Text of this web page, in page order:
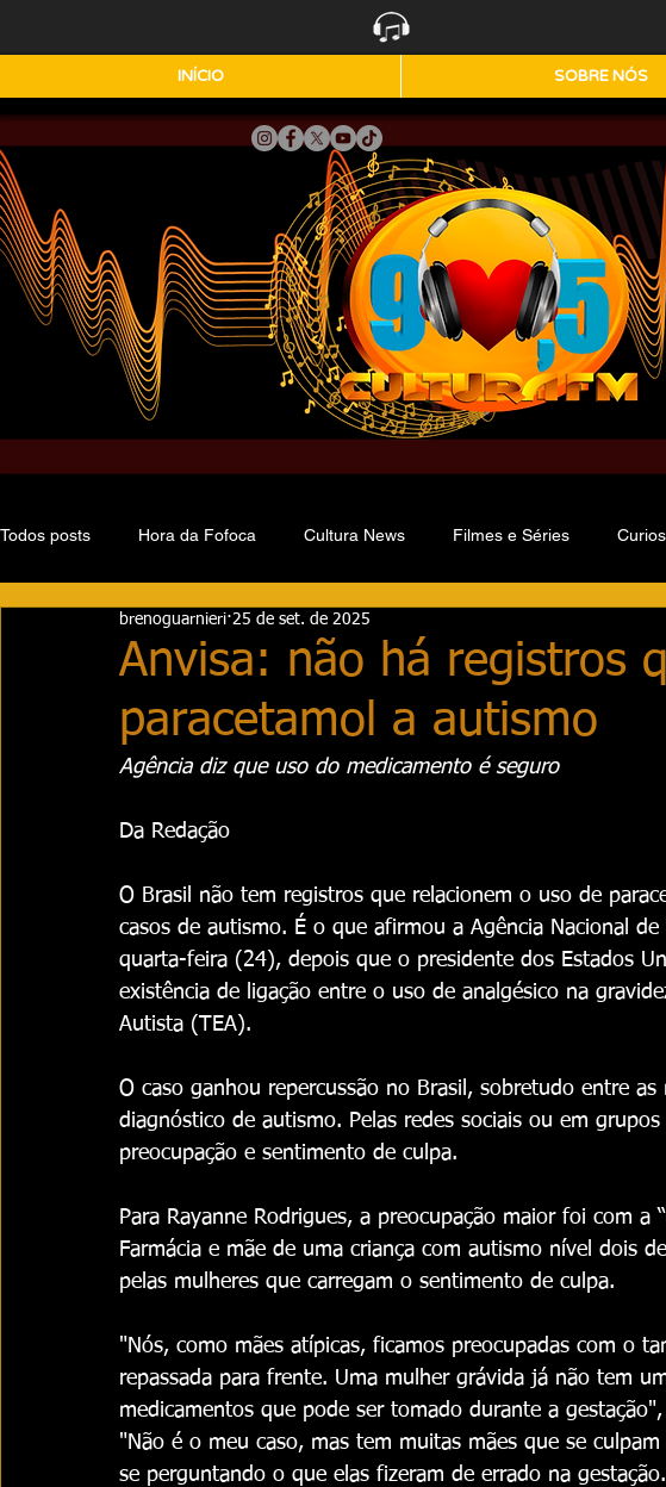
INÍCIO SOBRE NÓS
Todos posts Hora da Fofoca Cultura News Filmes e Séries
Anvisa: não há registros
paracetamol a autismo
brenoguarnieri 25 de set. de 2025
Agência diz que uso do medicamento é seguro
Da Redação
O Brasil não tem registros que relacionem o uso de
casos de autismo. É o que afirmou a Agência Nacional
quarta-feira (24), depois que o presidente dos Estados
existência de ligação entre o uso de analgésico na
Autista (TEA).
O caso ganhou repercussão no Brasil, sobretudo entre as
diagnóstico de autismo. Pelas redes sociais ou em
preocupação e sentimento de culpa.
Para Rayanne Rodrigues, a preocupação maior foi com a
Farmácia e mãe de uma criança com autismo nível dois
pelas mulheres que carregam o sentimento de culpa.
"Nós, como mães atípicas, ficamos preocupadas com o
repassada para frente. Uma mulher grávida já não tem
medicamentos que pode ser tomado durante a
"Não é o meu caso, mas tem muitas mães que se
se perguntando o que elas fizeram de errado na